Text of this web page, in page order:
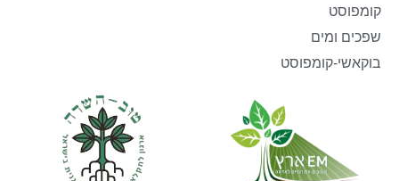
קומפוסט
שפכים ומים
בוקאשי-קומפוסט